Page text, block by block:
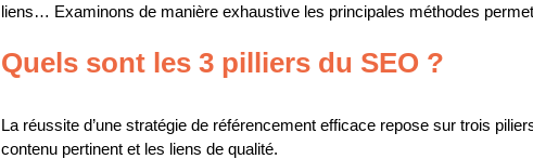
liens… Examinons de manière exhaustive les principales méthodes
Quels sont les 3 pilliers du SEO ?
La réussite d’une stratégie de référencement efficace repose sur trois
contenu pertinent et les liens de qualité.